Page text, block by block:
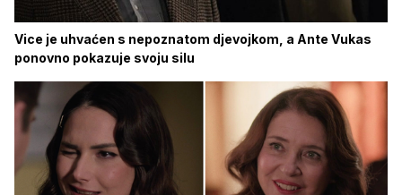
Vice je uhvaćen s nepoznatom djevojkom, a Ante Vukas
ponovno pokazuje svoju silu